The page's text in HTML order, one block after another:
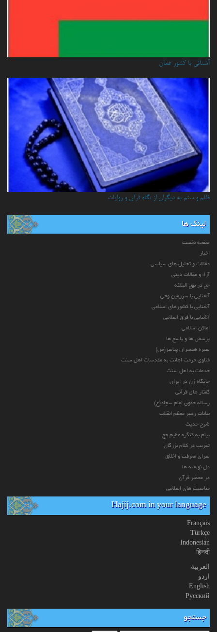
آشنائي با كشور عمان
ظلم و ستم به دیگران از نگاه قرآن و روایات
لینک ها
صفحه نخست
اخبار
مقالات و تحلیل های سیاسی
آراء و مقالات دینی
حج در نهج البلاغه
آشنایی با سرزمین وحی
آشنایی با کشورهای اسلامی
آشنایی با فرق اسلامی
اماکن اسلامی
پرسش ها و پاسخ ها
سیره همسران پیامبر(ص)
فتاوی حرمت اهانت به مقدسات اهل سنت
خدمات به اهل سنت
جایگاه زن در ایران
گفتار های قرآنی
رساله حقوق امام سجاد(ع)
بیانات رهبر معظم انقلاب
شرح حدیث
پیام به کنگره عظیم حج
تقریب در کلام بزرگان
سرای معرفت و اخلاق
دل نوشته ها
در محضر قرآن
مناسبت های اسلامی
Hajij.com in your language
Français
Türkçe
Indonesian
हिनदी
العربیة
اردو
English
Русский
جستجو